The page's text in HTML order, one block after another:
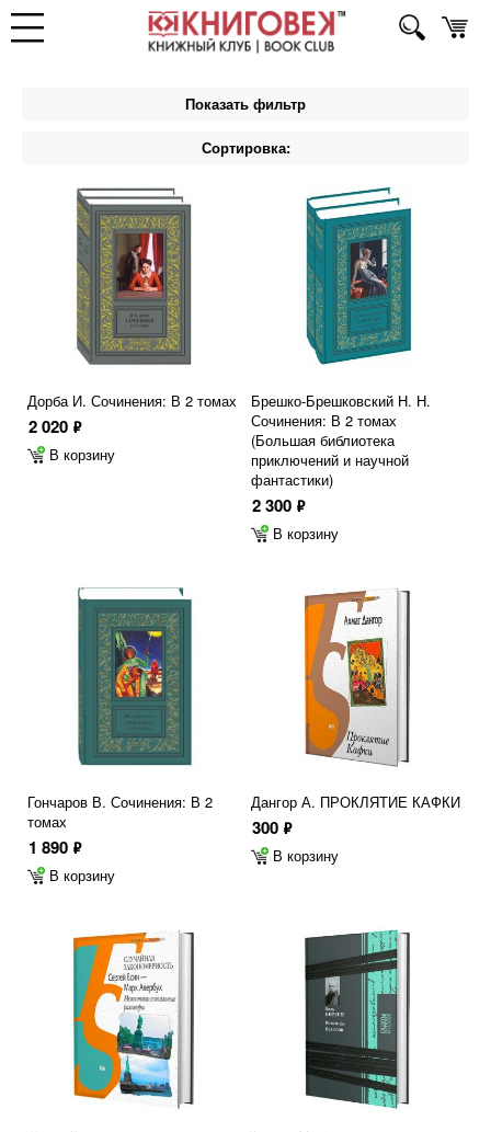
Показать фильтр
Сортировка:
Дорба И. Сочинения: В 2 томах
2 020 ф
В корзину
Брешко-Брешковский Н. Н.
Сочинения: В 2 томах
(Большая библиотека
приключений и научной
фантастики)
2 300 ф
В корзину
Гончаров В. Сочинения: В 2
томах
1 890 ф
В корзину
Дангор А. ПРОКЛЯТИЕ КАФКИ
300 ф
В корзину